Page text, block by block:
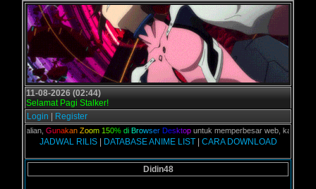
11-08-2026 (02:44)
Selamat Pagi Stalker!
Login
Register
kalian,Gun akan Zoom 150% di Br owser Des ktopuntuk memperbesar web, karena
JADWAL RILIS| DATABASE ANIME LIST| CARA DOWNLOAD
Didin48